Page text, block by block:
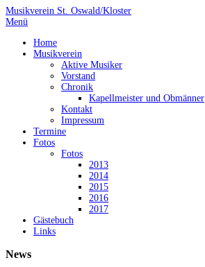
Musikverein St. Oswald/Kloster
Menü
Home
Musikverein
Aktive Musiker
Vorstand
Chronik
Kapellmeister und Obmänner
Kontakt
Impressum
Termine
Fotos
Fotos
2013
2014
2015
2016
2017
Gästebuch
Links
News